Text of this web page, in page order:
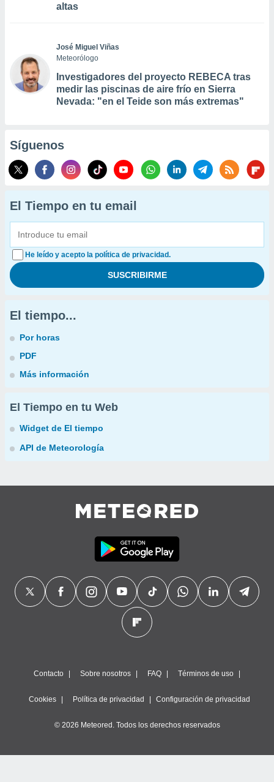
altas
José Miguel Viñas
Meteorólogo
Investigadores del proyecto REBECA tras
medir las piscinas de aire frío en Sierra
Nevada: "en el Teide son más extremas"
Síguenos
El Tiempo en tu email
He leído y acepto la política de privacidad.
El tiempo...
Por horas
PDF
Más información
El Tiempo en tu Web
Widget de El tiempo
API de Meteorología
Contacto Sobre nosotros FAQ Términos de uso
Cookies Política de privacidad Configuración de privacidad
© 2026 Meteored. Todos los derechos reservados